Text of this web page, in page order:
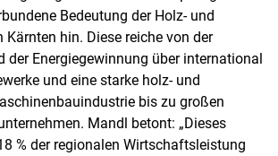
Bedeutung der Holz- und
hin. Diese reiche von der
der Energiegewinnung über international
und eine starke holz- und
bis zu großen
Mandl betont: „Dieses
% der regionalen Wirtschaftsleistung